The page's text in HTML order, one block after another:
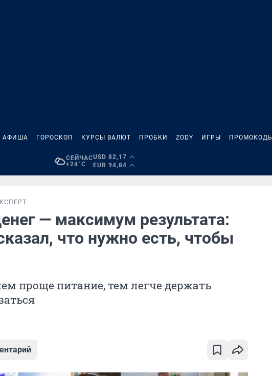
АФИША ГОРОСКОП КУРСЫ ВАЛЮТ ПРОБКИ ZODY ИГРЫ ПРОМОКОДЫ
СЕЙЧАС
+24°C
USD 82,17
EUR 94,84
— максимум результата:
что нужно есть, чтобы
проще питание, тем легче держать